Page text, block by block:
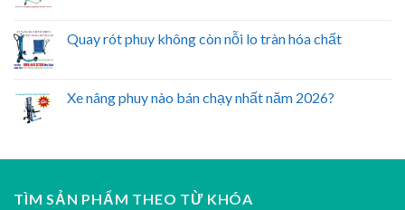
Quay rót phuy không còn nỗi lo tràn hóa chất
Xe nâng phuy nào bán chạy nhất năm 2026?
TÌM SẢN PHẨM THEO TỪ KHÓA